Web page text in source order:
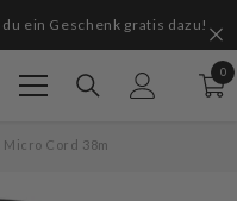
Geschenk gratis dazu!
00
Micro Cord 38m